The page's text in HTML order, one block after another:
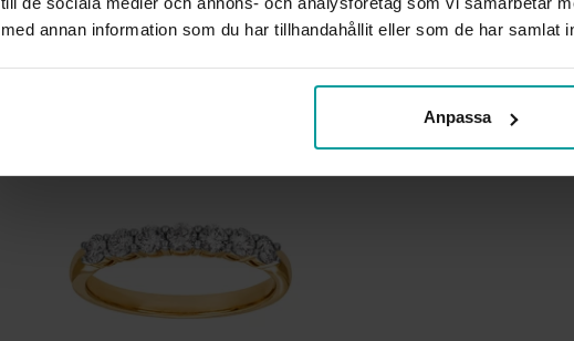
med annan information som du har tillhandahållit eller som de har samlat
Anpassa
VIKT CA
Liknande produkter